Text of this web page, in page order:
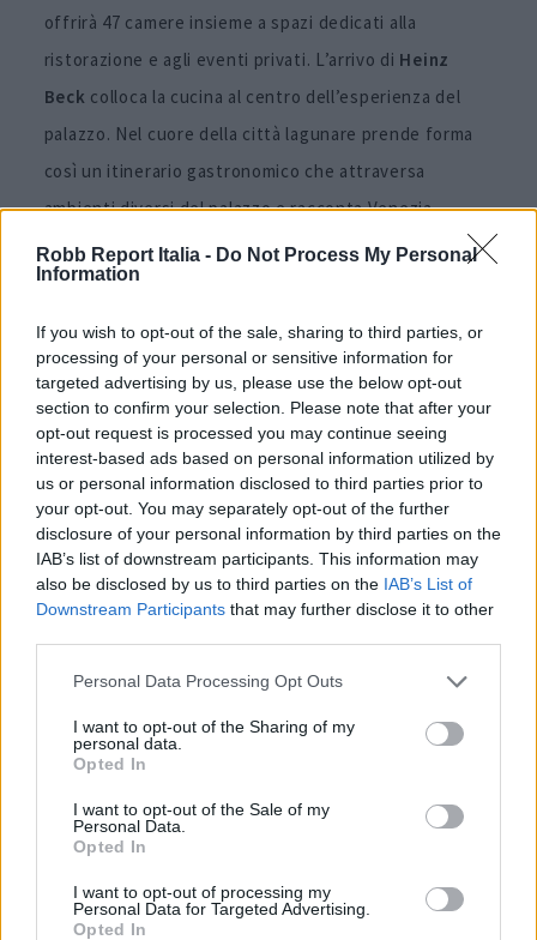
Robb Report Italia - Do Not Process My Personal
Information
If you wish to opt-out of the sale, sharing to third parties, or
processing of your personal or sensitive information for
targeted advertising by us, please use the below opt-out
section to confirm your selection. Please note that after your
opt-out request is processed you may continue seeing
interest-based ads based on personal information utilized by
us or personal information disclosed to third parties prior to
your opt-out. You may separately opt-out of the further
disclosure of your personal information by third parties on the
IAB’s list of downstream participants. This information may
also be disclosed by us to third parties on the IAB’s List of
Downstream Participants that may further disclose it to other
Personal Data Processing Opt Outs
I want to opt-out of the Sharing of my
personal data.
Opted In
I want to opt-out of the Sale of my
Personal Data.
Opted In
I want to opt-out of processing my
Personal Data for Targeted Advertising.
Opted In
offrirà 47 camere insieme a spazi dedicati alla
ristorazione e agli eventi privati. L’arrivo di Heinz
Beck colloca la cucina al centro dell’esperienza del
palazzo. Nel cuore della città lagunare prende forma
così un itinerario gastronomico che attraversa
ambienti diversi del palazzo e racconta Venezia
attraverso ingredienti, spazi e rituali dell’ospitalità.
Per altri contenuti iscriviti alla newsletter di Robb
ISCRIVITI
Share